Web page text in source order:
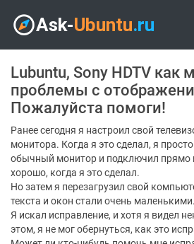
Lubuntu, Sony HDTV как
проблемы с
Пожалуйста помоги!
Ранее сегодня я настроил свой
монитора. Когда я это сделал, я
обычный монитор и подключил прямо
хорошо, когда я это сделал.
Но затем я перезагрузил свой
текста и окон стали очень маленькими.
Я искал исправление, и хотя я видел
этом, я не мог обернуться, как это